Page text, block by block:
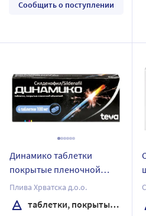
Сообщить о поступлении
Динамико таблетки
покрытые пленочной
оболочкой 100 мг 4 шт
Плива Хрватска д.о.о.
таблетки, покрытые пленочной оболочкой